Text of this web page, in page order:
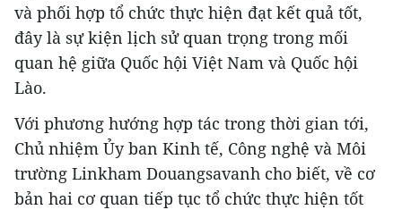
và phối hợp tổ chức thực hiện đạt kết quả tốt,
đây là sự kiện lịch sử quan trọng trong mối
quan hệ giữa Quốc hội Việt Nam và Quốc hội
Lào.
Với phương hướng hợp tác trong thời gian tới,
Chủ nhiệm Ủy ban Kinh tế, Công nghệ và Môi
trường Linkham Douangsavanh cho biết, về cơ
bản hai cơ quan tiếp tục tổ chức thực hiện tốt